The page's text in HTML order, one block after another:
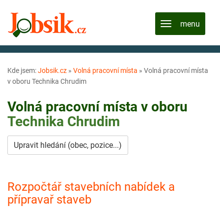
Kde jsem:Jobsik.cz » Volná pracovní místa » Volná pracovní místa
v oboru Technika Chrudim
Volná pracovní místa v oboru
Technika Chrudim
Upravit hledání (obec, pozice...)
Rozpočtář stavebních nabídek a
přípravař staveb